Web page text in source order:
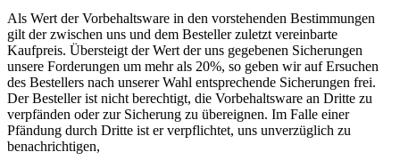
Als Wert der Vorbehaltsware in den vorstehenden Bestimmungen
gilt der zwischen uns und dem Besteller zuletzt vereinbarte
Kaufpreis. Übersteigt der Wert der uns gegebenen Sicherungen
unsere Forderungen um mehr als 20%, so geben wir auf Ersuchen
des Bestellers nach unserer Wahl entsprechende Sicherungen frei.
Der Besteller ist nicht berechtigt, die Vorbehaltsware an Dritte zu
verpfänden oder zur Sicherung zu übereignen. Im Falle einer
Pfändung durch Dritte ist er verpflichtet, uns unverzüglich zu
benachrichtigen,